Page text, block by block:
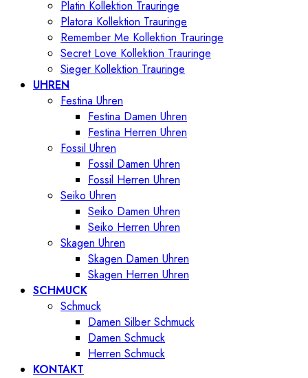
Platin Kollektion Trauringe
Platora Kollektion Trauringe
Remember Me Kollektion Trauringe
Secret Love Kollektion Trauringe
Sieger Kollektion Trauringe
UHREN
Festina Uhren
Festina Damen Uhren
Festina Herren Uhren
Fossil Uhren
Fossil Damen Uhren
Fossil Herren Uhren
Seiko Uhren
Seiko Damen Uhren
Seiko Herren Uhren
Skagen Uhren
Skagen Damen Uhren
Skagen Herren Uhren
SCHMUCK
Schmuck
Damen Silber Schmuck
Damen Schmuck
Herren Schmuck
KONTAKT